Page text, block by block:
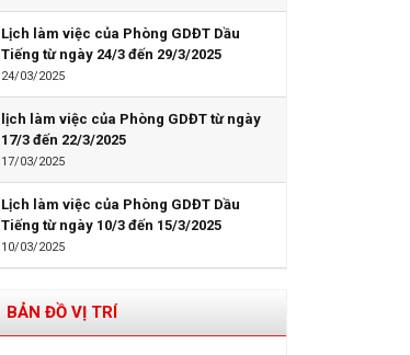
Lịch làm việc của Phòng GDĐT Dầu
Tiếng từ ngày 24/3 đến 29/3/2025
24/03/2025
lịch làm việc của Phòng GDĐT từ ngày
17/3 đến 22/3/2025
17/03/2025
Lịch làm việc của Phòng GDĐT Dầu
Tiếng từ ngày 10/3 đến 15/3/2025
10/03/2025
BẢN ĐỒ VỊ TRÍ